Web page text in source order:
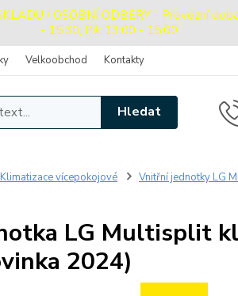
/ OSOBNÍ ODBĚRY - Provozní
- 15:30, Pá: 13:00 - 15:00
Velkoobchod Kontakty
Hledat
Klimatizace vícepokojové Vnitřní jednotky LG
LG Multisplit
2024)